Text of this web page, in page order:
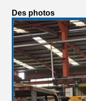
Des photos